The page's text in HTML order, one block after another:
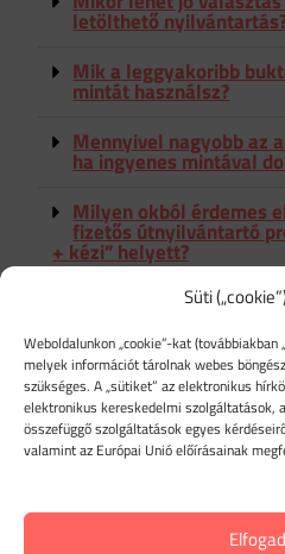
Süti
Weboldalunkon „cookie”-kat
melyek információt tárolnak webes
szükséges. A „sütiket” az elektronikus
elektronikus kereskedelmi szolgáltatások,
összefüggő szolgáltatások egyes
valamint az Európai Unió előírásainak
letölthető
Mik a leggyakoribb
mintát használsz?
Mennyivel nagyobb az
ha ingyenes mintával
Milyen okból érdemes
fizetős útnyilvántartó
+ kézi” helyett?